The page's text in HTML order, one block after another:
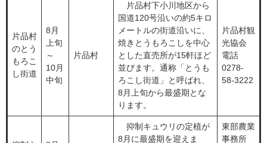
片品村
のとう
もろこ
し街道
8月
上旬
～
10月
中旬
片品村
片品村下小川地区から
国道120号沿いの約5キロ
メートルの街道沿いに、
焼きとうもろこしを中心
とした直売所が15軒ほど
並びます。通称「とうも
ろこし街道」と呼ばれ、
8月上旬から最盛期とな
ります。
片品村観
光協会
電話
0278-
58-3222
抑制キュウリの定植が
8月に最盛期を迎えま
東部農業
事務所